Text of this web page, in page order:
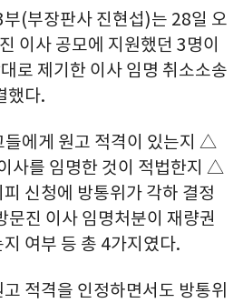
(부장판사 진현섭)는 28일 오
이사 공모에 지원했던 3명이
로 제기한 이사 임명 취소소송
했다.
에게 원고 적격이 있는지 △
사를 임명한 것이 적법한지 △
신청에 방통위가 각하 결정
진 이사 임명처분이 재량권
여부 등 총 4가지였다.
적격을 인정하면서도 방통위